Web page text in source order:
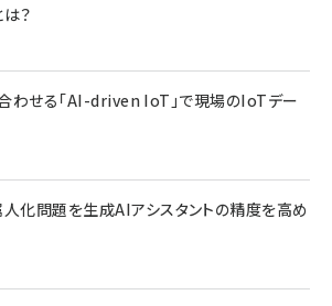
？
わせる「AI-driven IoT」で現場のIoTデー
人化問題を生成AIアシスタントの精度を高め